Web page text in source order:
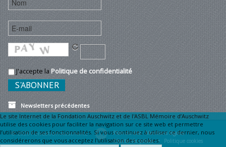
J'accepte la Politique de confidentialité
Newsletters précédentes
Plan du site Mentions légales •
Charte Vie privée •
Politique cookies
© 2026 Fondation Auschwitz
Le site Internet de la Fondation Auschwitz et de l'ASBL Mémoire d’Auschwitz
utilise des cookies pour faciliter la navigation sur ce site web et permettre
l’utilisation de ses fonctionnalités. Si vous continuez à utiliser ce dernier, nous
considérerons que vous acceptez l'utilisation des cookies.